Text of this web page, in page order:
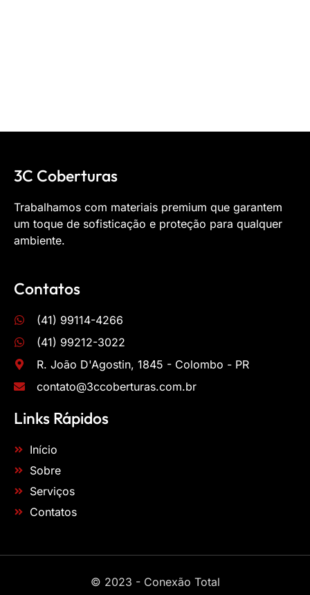
3C Coberturas
Trabalhamos com materiais premium que garantem
um toque de sofisticação e proteção para qualquer
ambiente.
Contatos
(41) 99114-4266
(41) 99212-3022
R. João D'Agostin, 1845 - Colombo - PR
contato@3ccoberturas.com.br
Links Rápidos
Início
Sobre
Serviços
Contatos
© 2023 - Conexão Total